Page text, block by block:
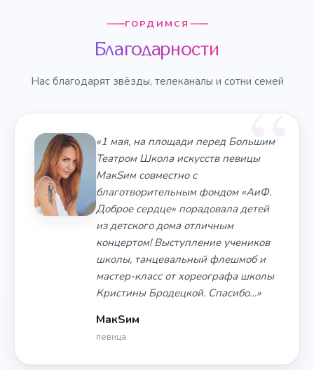
ГОРДИМСЯ
Благодарности
Нас благодарят звёзды, телеканалы и сотни семей
«1 мая, на площади перед Большим
Театром Школа искусств певицы
МакSим совместно с
благотворительным фондом «АиФ.
Доброе сердце» порадовала детей
из детского дома отличным
концертом! Выступление учеников
школы, танцевальный флешмоб и
мастер-класс от хореографа школы
Кристины Бродецкой. Спасибо…»
МакSим
певица